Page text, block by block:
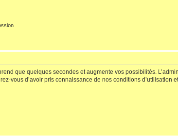
que quelques secondes et augmente vos possibilités.
vous d’avoir pris connaissance de nos conditions d’utilisation